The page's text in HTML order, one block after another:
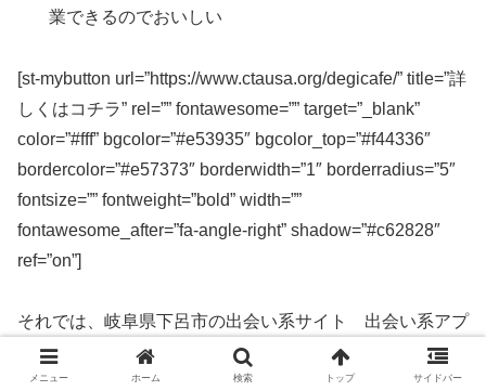
業できるのでおいしい
[st-mybutton url=”https://www.ctausa.org/degicafe/” title=”詳
しくはコチラ” rel=”” fontawesome=”” target=”_blank”
color=”#fff” bgcolor=”#e53935″ bgcolor_top=”#f44336″
bordercolor=”#e57373″ borderwidth=”1″ borderradius=”5″
fontsize=”” fontweight=”bold” width=””
fontawesome_after=”fa-angle-right” shadow=”#c62828″
ref=”on”]
それでは、岐阜県下呂市の出会い系サイト 出会い系アプ
リを実際に使ってみた感想などを解説します。
メニュー ホーム 検索 トップ サイドバー